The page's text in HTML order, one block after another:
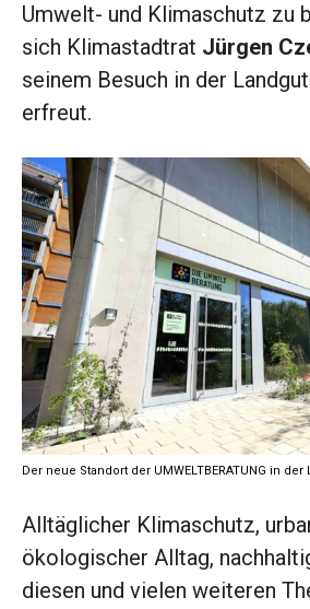
Umwelt- und Klimaschutz zu
sich Klimastadtrat Jürgen
seinem Besuch in der
erfreut.
Der neue Standort der UMWELTBERATUNG in
Alltäglicher Klimaschutz,
ökologischer Alltag,
diesen und vielen weiteren